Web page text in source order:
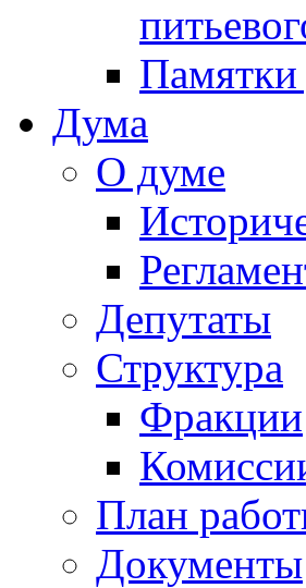
Памятки
Дума
О думе
Депутаты
Структура
Фракции
План
Документы